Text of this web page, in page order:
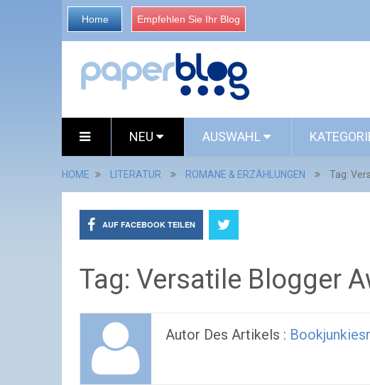
Home Empfehlen Sie Ihr Blog
NEU AUSWAHL
HOME LITERATUR ROMANE & ERZÄHLUNGEN Tag:
AUF FACEBOOK TEILEN
Tag: Versatile Blogger
Autor Des Artikels :